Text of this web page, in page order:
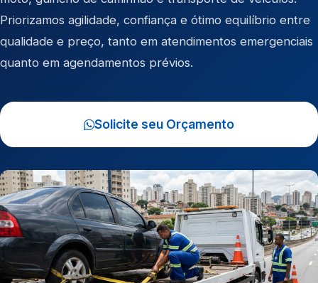
Priorizamos agilidade, confiança e ótimo equilíbrio entre
qualidade e preço, tanto em atendimentos emergenciais
quanto em agendamentos prévios.
Solicite seu Orçamento